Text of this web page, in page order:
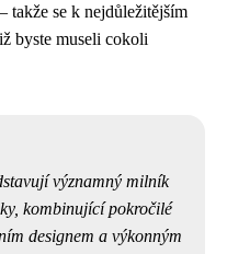
– takže se k nejdůležitějším
byste museli cokoli
významný milník
kombinující pokročilé
designem a výkonným